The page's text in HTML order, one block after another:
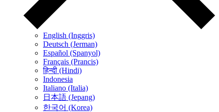
English (Inggris)
Deutsch (Jerman)
Español (Spanyol)
Français (Prancis)
हिन्दी (Hindi)
Indonesia
Italiano (Italia)
日本語 (Jepang)
한국어 (Korea)